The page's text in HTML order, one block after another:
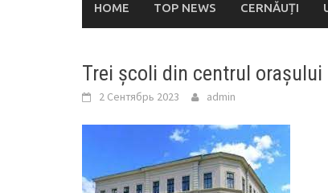
HOME TOP NEWS CERNĂUȚI
Trei școli din centrul
2 Сентябрь 2023 admin